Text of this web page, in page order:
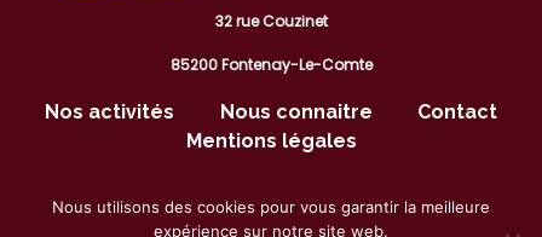
32 rue Couzinet
85200 Fontenay-Le-Comte
Nos activités Nous connaitre
Contact
Mentions légales
Suivez nos actualités
Nous utilisons des cookies pour vous garantir la meilleure
expérience sur notre site web.